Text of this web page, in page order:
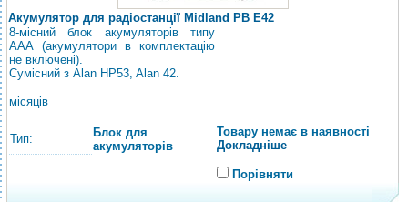
Акумулятор для радіостанції Midland PB E42
8-місний блок акумуляторів типу
ААА (акумулятори в комплектацію
не включені).
Сумісний з Alan HP53, Alan 42.
місяців
Тип:
Блок для
акумуляторів
Товару немає в наявності
Докладніше
Порівняти